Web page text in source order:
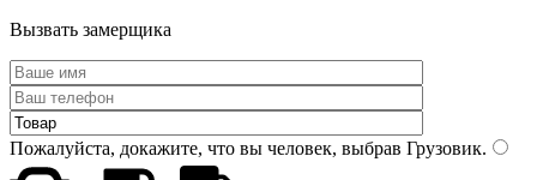
Вызвать замерщика
Пожалуйста, докажите, что вы человек, выбрав Грузовик.